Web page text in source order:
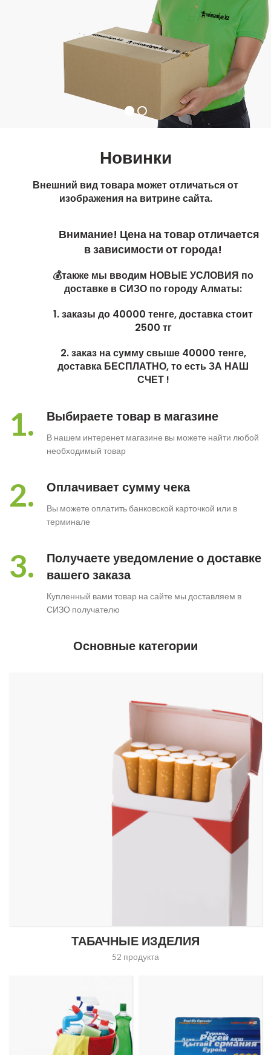
Новинки
Внешний вид товара может отличаться от
изображения на витрине сайта.
Внимание! Цена на товар отличается
в зависимости от города!
💰также мы вводим НОВЫЕ УСЛОВИЯ по
доставке в СИЗО по городу Алматы:
1. заказы до 40000 тенге, доставка стоит
2500 тг
2. заказ на сумму свыше 40000 тенге,
доставка БЕСПЛАТНО, то есть ЗА НАШ
СЧЕТ !
1. Выбираете товар в магазине
В нашем интеренет магазине вы можете найти любой
необходимый товар
2. Оплачивает сумму чека
Вы можете оплатить банковской карточкой или в
терминале
3.
Получаете уведомление о доставке
вашего заказа
Купленный вами товар на сайте мы доставляем в
СИЗО получателю
Основные категории
ТАБАЧНЫЕ ИЗДЕЛИЯ
52 продукта